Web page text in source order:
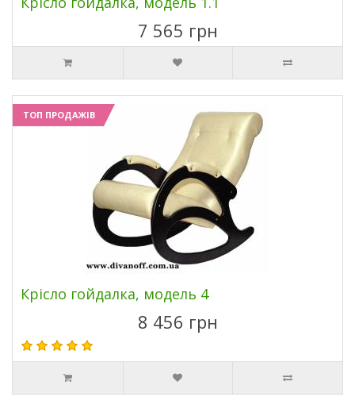
7 565 грн
ТОП ПРОДАЖІВ
Крісло гойдалка, модель 4
8 456 грн